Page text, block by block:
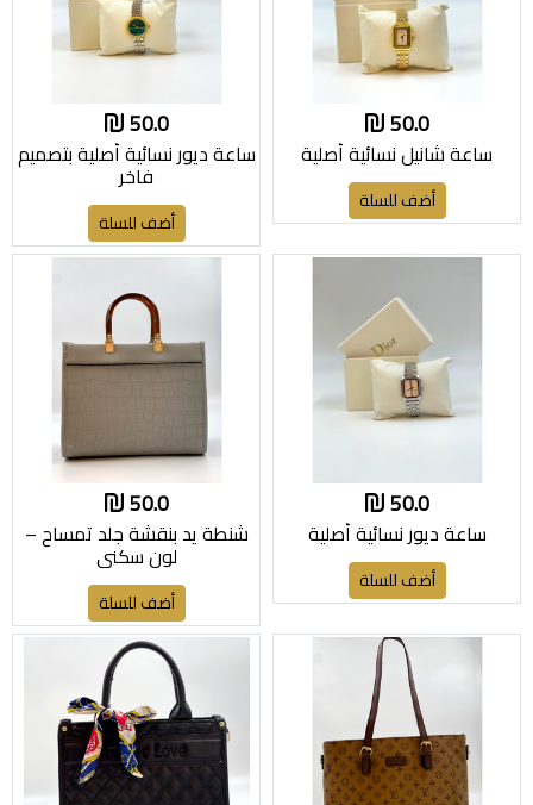
50.0
ساعة شانيل نسائية أصلية
أضف للسلة
50.0
ساعة ديور نسائية أصلية بتصميم
فاخر
أضف للسلة
50.0
ساعة ديور نسائية أصلية
أضف للسلة
50.0
شنطة يد بنقشة جلد تمساح –
لون سكني
أضف للسلة